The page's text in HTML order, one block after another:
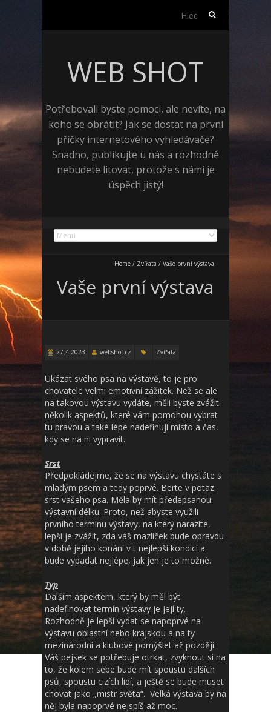
Vyhledávání
WEB SHOT
Potřebovali byste pomoci, ale nevíte, na
koho se obrátit? Jak se dostat na první
příčky internetového vyhledávače?
Snadno, publikujte u nás a rozhodně
nebudete litovat, protože s námi je
úspěch jistý!
Home / Zvířata / Vaše první výstava
Vaše první výstava
27.4.2023 webshot.cz Zvířata
Ukázat svého psa na výstavě, to je pro
chovatele velmi emotivní zážitek. Než se ale
na takovou výstavu vydáte, měli byste zvážit
několik aspektů, které vám pomohou vybrat
tu pravou a také lépe nadefinují místo a čas,
kdy se na ni vypravit.
Srst
Předpokládejme, že se na výstavu chystáte s
mladým psem a tedy poprvé. Berte v potaz
srst vašeho psa. Měla by mít předepsanou
výstavní délku. Proto, než abyste využili
prvního termínu výstavy, na který narazíte,
lepší je zvážit, zda váš mazlíček bude opravdu
v době jejího konání v t nejlepší kondici a
bude vypadat nejlépe, jak jen je to možné.
Typ
Dalším aspektem, který by měl být
nadefinovat termín výstavy je její ty.
Rozhodně je lepší vydat se napoprvé na
výstavu oblastní nebo krajskou a na ty
mezinárodní a klubové pomýšlet až později.
Váš pejsek se potřebuje otrkat, zvyknout si na
to, že kolem sebe bude mít spoustu dalších
psů, spoustu cizích lidí, a ještě se bude muset
chovat jako „mistr světa“. Velká výstava by na
něj byla napoprvé nejspíš až moc.